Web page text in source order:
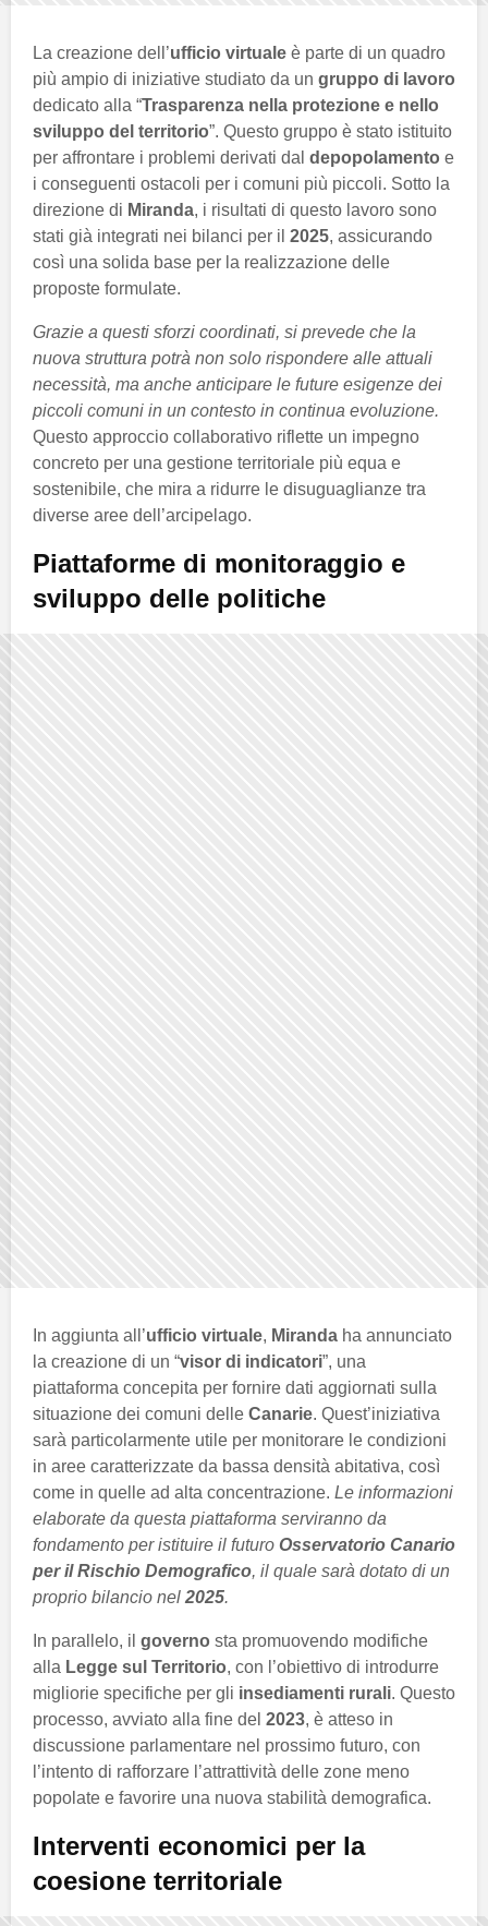
La creazione dell’ufficio virtuale è parte di un quadro
più ampio di iniziative studiato da un gruppo di lavoro
dedicato alla “Trasparenza nella protezione e nello
sviluppo del territorio”. Questo gruppo è stato istituito
per affrontare i problemi derivati dal depopolamento e
i conseguenti ostacoli per i comuni più piccoli. Sotto la
direzione di Miranda, i risultati di questo lavoro sono
stati già integrati nei bilanci per il 2025, assicurando
così una solida base per la realizzazione delle
proposte formulate.
Grazie a questi sforzi coordinati, si prevede che la
nuova struttura potrà non solo rispondere alle attuali
necessità, ma anche anticipare le future esigenze dei
piccoli comuni in un contesto in continua evoluzione.
Questo approccio collaborativo riflette un impegno
concreto per una gestione territoriale più equa e
sostenibile, che mira a ridurre le disuguaglianze tra
diverse aree dell’arcipelago.
Piattaforme di monitoraggio e
sviluppo delle politiche
In aggiunta all’ufficio virtuale, Miranda ha annunciato
la creazione di un “visor di indicatori”, una
piattaforma concepita per fornire dati aggiornati sulla
situazione dei comuni delle Canarie. Quest’iniziativa
sarà particolarmente utile per monitorare le condizioni
in aree caratterizzate da bassa densità abitativa, così
come in quelle ad alta concentrazione. Le informazioni
elaborate da questa piattaforma serviranno da
fondamento per istituire il futuro Osservatorio Canario
per il Rischio Demografico, il quale sarà dotato di un
proprio bilancio nel 2025.
In parallelo, il governo sta promuovendo modifiche
alla Legge sul Territorio, con l’obiettivo di introdurre
migliorie specifiche per gli insediamenti rurali. Questo
processo, avviato alla fine del 2023, è atteso in
discussione parlamentare nel prossimo futuro, con
l’intento di rafforzare l’attrattività delle zone meno
popolate e favorire una nuova stabilità demografica.
Interventi economici per la
coesione territoriale